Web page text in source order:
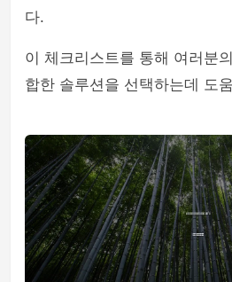
다.
이 체크리스트를 통해 여러분
합한 솔루션을 선택하는데 도